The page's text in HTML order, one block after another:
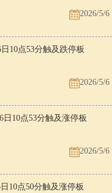
2026/5/6
10点53分触及跌停板
2026/5/6
日10点53分触及涨停板
2026/5/6
10点50分触及涨停板